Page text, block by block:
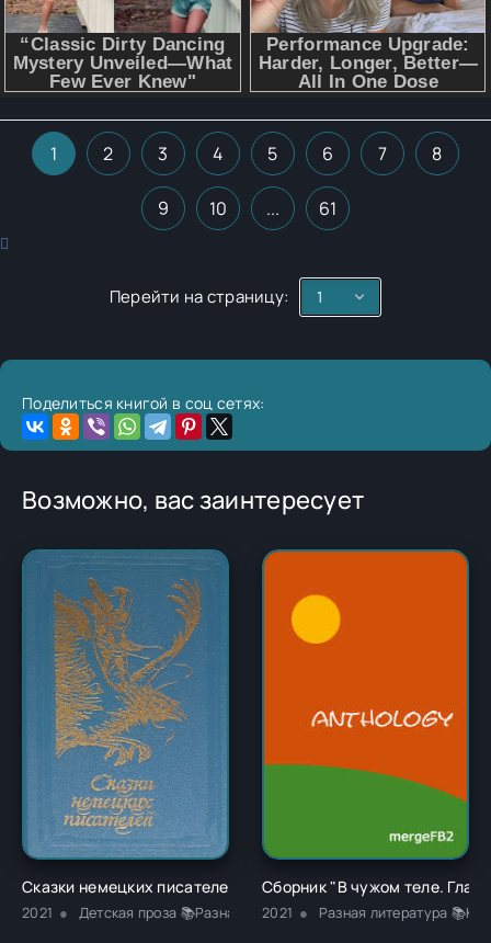
1 2 3 4 5 6 7 8
9 10 ... 61
Перейти на страницу:
Поделиться книгой в соц сетях:
Возможно, вас заинтересует
Сказки немецких писателей - Новалис
2021 Детская проза 📚Разная литература
Сборник "В чужом теле.
2021 Разная литература